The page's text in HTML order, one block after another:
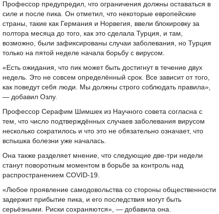
Профессор предупредил, что ограничения должны оставаться в
силе и после пика. Он отметил, что некоторые европейские
страны, такие как Германия и Норвегия, ввели блокировку за
полтора месяца до того, как это сделала Турция, и там,
возможно, были зафиксированы случаи заболевания, но Турция
только на пятой неделе начала борьбу с вирусом.
«Есть ожидания, что пик может быть достигнут в течение двух
недель. Это не совсем определённый срок. Все зависит от того,
как поведут себя люди. Мы должны строго соблюдать правила»,
— добавил Озлу.
Профессор Серафим Шимшек из Научного совета согласна с
тем, что число подтверждённых случаев заболевания вирусом
несколько сократилось и что это не обязательно означает, что
вспышка болезни уже началась.
Она также разделяет мнение, что следующие две-три недели
станут поворотным моментом в борьбе за контроль над
распространением COVID-19.
«Любое проявление самодовольства со стороны общественности
задержит прибытие пика, и его последствия могут быть
серьёзными. Риски сохраняются», — добавила она.